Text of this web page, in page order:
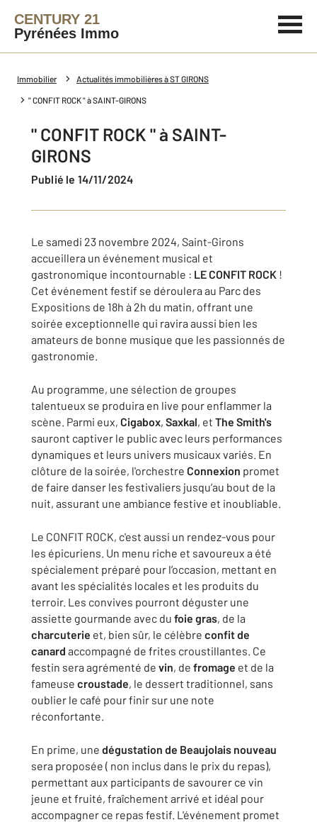
CENTURY 21
Pyrénées Immo
Immobilier Actualités immobilières à ST GIRONS
" CONFIT ROCK " à SAINT-GIRONS
" CONFIT ROCK " à SAINT-
GIRONS
Publié le 14/11/2024
Le samedi 23 novembre 2024, Saint-Girons
accueillera un événement musical et
gastronomique incontournable : LECONFIT ROCK !
Cet événement festif se déroulera au Parc des
Expositions de 18h à 2h du matin, offrant une
soirée exceptionnelle qui ravira aussi bien les
amateurs de bonne musique que les passionnés de
gastronomie.
Au programme, une sélection de groupes
talentueux se produira en live pour enflammer la
scène. Parmi eux, Cigabox, Saxkal, et The Smith's
sauront captiver le public avec leurs performances
dynamiques et leurs univers musicaux variés. En
clôture de la soirée, l'orchestre Connexion promet
de faire danser les festivaliers jusqu’au bout de la
nuit, assurant une ambiance festive et inoubliable.
Le CONFIT ROCK, c'est aussi un rendez-vous pour
les épicuriens. Un menu riche et savoureux a été
spécialement préparé pour l’occasion, mettant en
avant les spécialités locales et les produits du
terroir. Les convives pourront déguster une
assiette gourmande avec du foie gras, de la
charcuterie et, bien sûr, le célèbre confit de
canard accompagné de frites croustillantes. Ce
festin sera agrémenté de vin, de fromage et de la
fameuse croustade, le dessert traditionnel, sans
oublier le café pour finir sur une note
réconfortante.
En prime, une dégustation de Beaujolais nouveau
sera proposée ( non inclus dans le prix du repas),
permettant aux participants de savourer ce vin
jeune et fruité, fraîchement arrivé et idéal pour
accompagner ce repas festif. L'événement promet